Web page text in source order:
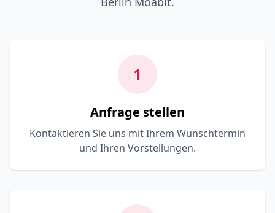
1
Anfrage stellen
Kontaktieren Sie uns mit Ihrem Wunschtermin
und Ihren Vorstellungen.